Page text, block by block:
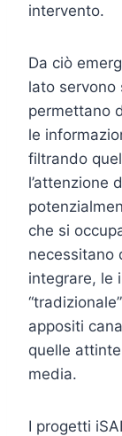
intervento.
Da ciò
lato servono
permettano
le
filtrando
l’attenzione
che si
necessitano
integrare, le
appositi
quelle
media.
I progetti